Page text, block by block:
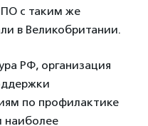
с таким же
в Великобритании.
РФ, организация
по профилактике
наиболее